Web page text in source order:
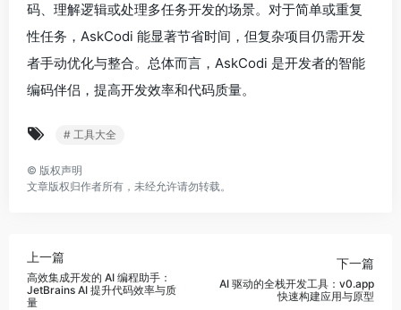
码、理解逻辑或处理多任务开发的场景。对于简单或重复
性任务，AskCodi 能显著节省时间，但复杂项目仍需开发
者手动优化与整合。总体而言，AskCodi 是开发者的智能
编码伴侣，提高开发效率和代码质量。
# 工具大全
© 版权声明
文章版权归作者所有，未经允许请勿转载。
上一篇
高效集成开发的 AI 编程助手：
JetBrains AI 提升代码效率与质
量
下一篇
AI 驱动的全栈开发工具：v0.app
快速构建应用与原型